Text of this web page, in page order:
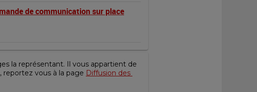
de communication sur place
la représentant. Il vous appartient de
vous à la page Diffusion des